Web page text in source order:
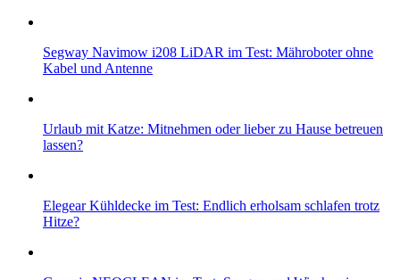
Segway Navimow i208 LiDAR im Test: Mähroboter ohne
Kabel und Antenne
Urlaub mit Katze: Mitnehmen oder lieber zu Hause betreuen
lassen?
Elegear Kühldecke im Test: Endlich erholsam schlafen trotz
Hitze?